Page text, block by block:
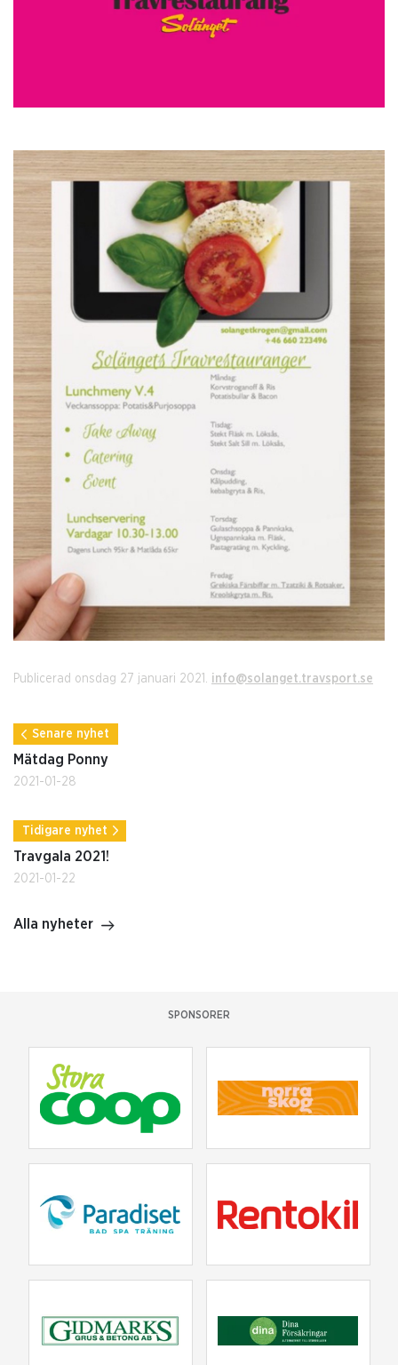
Publicerad onsdag 27 januari 2021. info@solanget.travsport.se
Senare nyhet
Mätdag Ponny
2021-01-28
Tidigare nyhet
Travgala 2021!
2021-01-22
Alla nyheter
SPONSORER